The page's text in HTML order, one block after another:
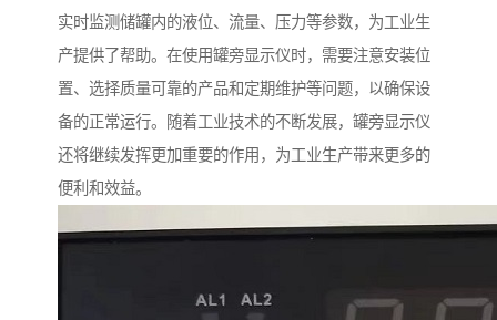
实时监测储罐内的液位、流量、压力等参数，为工业生
产提供了帮助。在使用罐旁显示仪时，需要注意安装位
置、选择质量可靠的产品和定期维护等问题，以确保设
备的正常运行。随着工业技术的不断发展，罐旁显示仪
还将继续发挥更加重要的作用，为工业生产带来更多的
便利和效益。